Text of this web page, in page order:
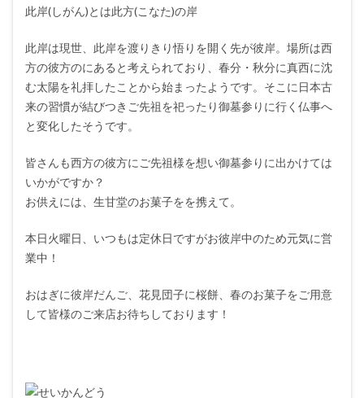
此岸(しがん)とは此方(こなた)の岸
此岸は現世、此岸を渡りきり悟りを開く先が彼岸。場所は西
方の彼方のにあると考えられており、春分・秋分に真西に沈
む太陽を礼拝したことから始まったようです。そこに日本古
来の習慣が結びつきご先祖を祀ったり御墓参りに行く仏事へ
と変化したそうです。
皆さんも西方の彼方にご先祖様を想い御墓参りに出かけては
いかがですか？
お供えには、生甘堂のお菓子をを携えて。
本日火曜日、いつもは定休日ですがお彼岸中のため元気に営
業中！
おはぎに彼岸だんご、花見団子に桜餅、春のお菓子をご用意
して皆様のご来店お待ちしております！